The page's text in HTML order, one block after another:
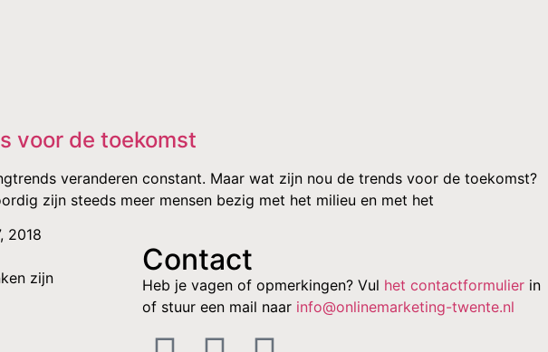
voor de toekomst
veranderen constant. Maar wat zijn nou de trends voor de toekomst?
zijn steeds meer mensen bezig met het milieu en met het
2018
zijn
Contact
Heb je vagen of opmerkingen? Vul het contactformulierin
of stuur een mail naar info@onlinemarketing-twente.nl